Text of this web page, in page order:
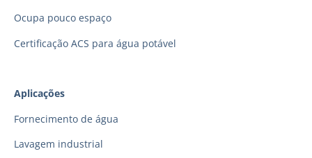
Ocupa pouco espaço
Certificação ACS para água potável
Aplicações
Fornecimento de água
Lavagem industrial